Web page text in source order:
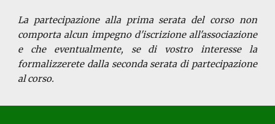
La partecipazione alla prima serata del corso non
comporta alcun impegno d'iscrizione all'associazione
e che eventualmente, se di vostro interesse la
formalizzerete dalla seconda serata di partecipazione
al corso.